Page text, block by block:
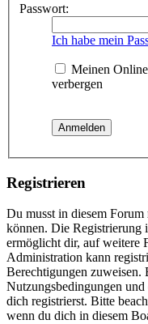
Passwort:
Ich habe mein
Meinen
verbergen
Registrieren
Du musst in diesem
können. Die Registrierung
ermöglicht dir, auf weitere
Administration kann
Berechtigungen zuweisen.
Nutzungsbedingungen
dich registrierst. Bitte
wenn du dich in diesem